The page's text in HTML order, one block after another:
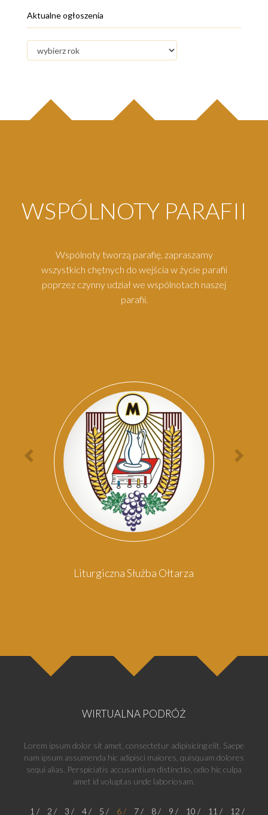
Aktualne ogłoszenia
WSPÓLNOTY PARAFII
Wspólnoty tworzą parafię, zapraszamy
wszystkich chętnych do wejścia w życie parafii
poprzez czynny udział we wspólnotach naszej
parafii.
Poprzednia
osoba
Liturgiczna Służba Ołtarza
WIRTUALNA PODRÓŻ
Lorem ipsum dolor sit amet, consectetur adipisicing elit. Saepe
nam ipsum assumenda hic adipisci maiores, quisquam dolores
sequi alias. Perspiciatis accusantium distinctio, odio hic culpa
amet id voluptas unde laboriosam.
1 2 3 4 5 6 7 8 9 10 11 12